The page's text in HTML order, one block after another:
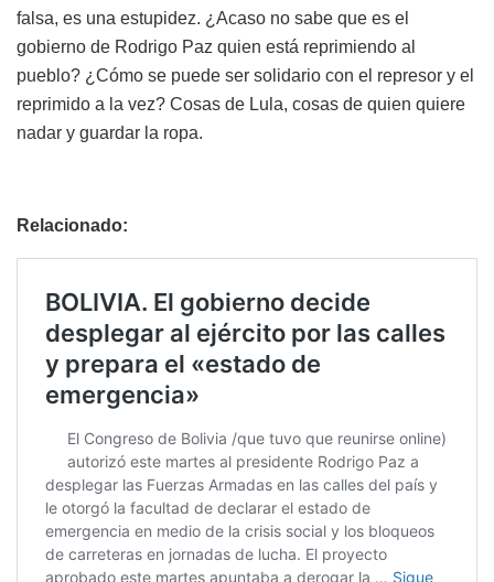
falsa, es una estupidez. ¿Acaso no sabe que es el
gobierno de Rodrigo Paz quien está reprimiendo al
pueblo? ¿Cómo se puede ser solidario con el represor y el
reprimido a la vez? Cosas de Lula, cosas de quien quiere
nadar y guardar la ropa.
Relacionado: